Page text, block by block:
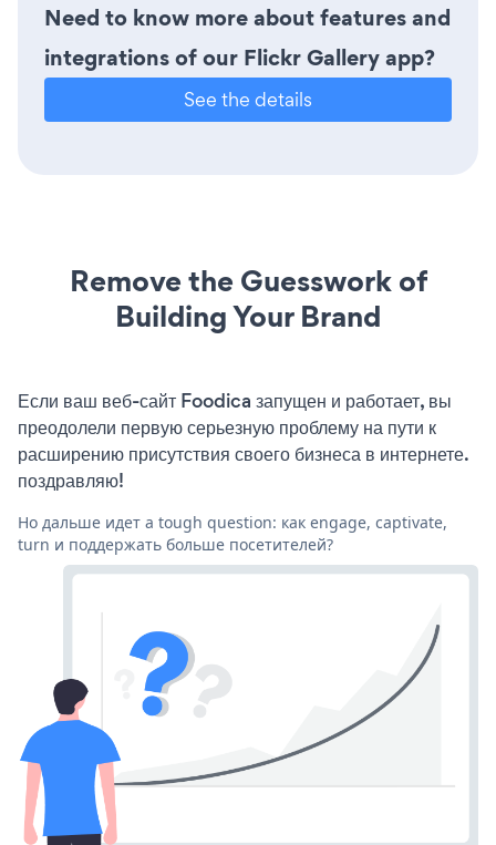
Need to know more about features and
integrations of our Flickr Gallery app?
See the details
Remove the Guesswork of
Building Your Brand
Если ваш веб-сайт Foodica запущен и работает, вы
преодолели первую серьезную проблему на пути к
расширению присутствия своего бизнеса в интернете.
поздравляю!
Но дальше идет a tough question: как engage, captivate,
turn и поддержать больше посетителей?